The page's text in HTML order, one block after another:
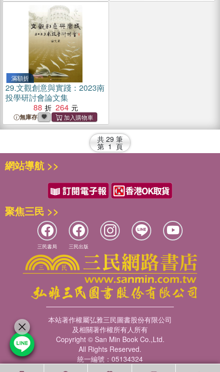
滿額折
29.文觀創意與實踐：2023南
投學研討會論文集
88
264
無庫存
共 29 筆
第 1 頁
網站導航 >>
聚焦三民 >>
三民書局 三民出版
本站著作權屬弘雅三民圖書股份有限公司
及相關著作權所有人所有
Copyright © San Min Book Co.,Ltd.
All Rights Reserved.
統一編號：05134324